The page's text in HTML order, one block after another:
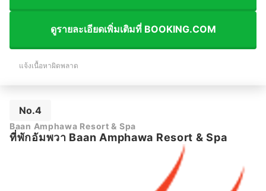
ดูรายละเอียดเพิ่มเติมที่ BOOKING.COM
แจ้งเนื้อหาผิดพลาด
No.4
Baan Amphawa Resort & Spa
ที่พักอัมพวา Baan Amphawa Resort & Spa